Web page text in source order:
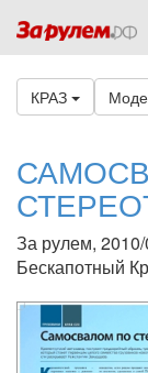
КРАЗ
За рулем,
Бескапотный